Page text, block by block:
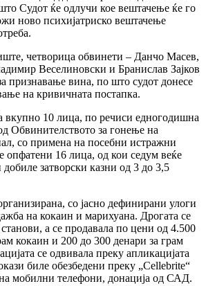
Судот ќе одлучи кое вештачење ќе го
ново психијатриско вештачење
четворица обвинети – Данчо Масев,
Веселиновски и Бранислав Зајков
признавање вина, по што судот донесе
на кривичната постапка.
вкупно 10 лица, по речиси едногодишна
Обвинителството за гонење на
со примена на посебни истражни
16 лица, од кои седум веќе
затворски казни од 3 до 3,5
со јасно дефинирани улоги
на кокаин и марихуана. Дрогата се
а се продавала по цени од 4.500
кокаин и 200 до 300 денари за грам
се одвивала преку апликацијата
биле обезбедени преку „Cellebrite“
на мобилни телефони, донација од САД.